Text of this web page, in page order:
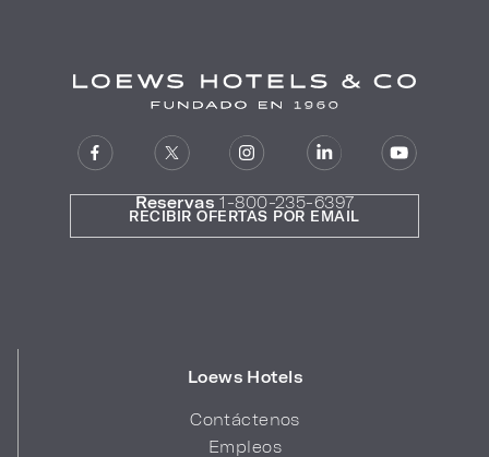
Reservas 1-800-235-6397
Loews Hotels
Contáctenos
Empleos
RECIBIR OFERTAS POR EMAIL